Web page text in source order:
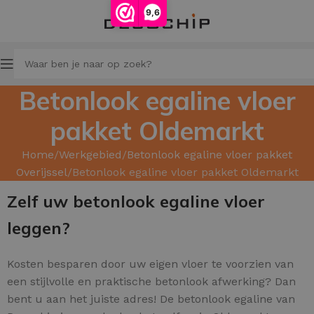
9,6
Betonlook egaline vloer
pakket Oldemarkt
Home Werkgebied Betonlook egaline vloer pakket
Overijssel Betonlook egaline vloer pakket Oldemarkt
Zelf uw betonlook egaline vloer
leggen?
Kosten besparen door uw eigen vloer te voorzien van
een stijlvolle en praktische betonlook afwerking? Dan
bent u aan het juiste adres! De betonlook egaline van